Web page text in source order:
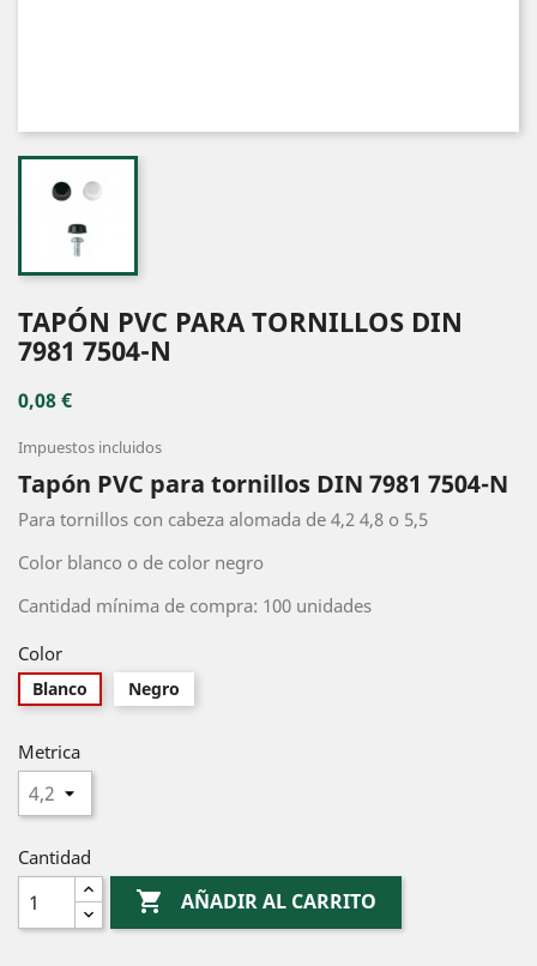
TAPÓN PVC PARA TORNILLOS DIN
7981 7504-N
0,08 €
Impuestos incluidos
Tapón PVC para tornillos DIN 7981 7504-N
Para tornillos con cabeza alomada de 4,2 4,8 o 5,5
Color blanco o de color negro
Cantidad mínima de compra: 100 unidades
Color
Blanco Negro
Metrica
Cantidad
 AÑADIR AL CARRITO